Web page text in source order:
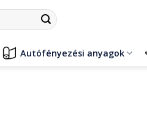
Autófényezési anyagok